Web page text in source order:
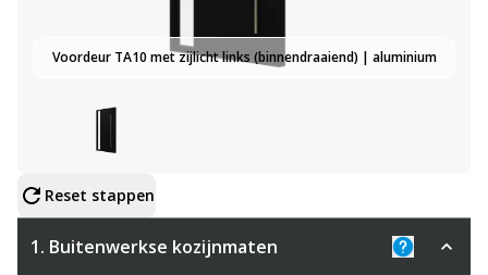
Voordeur TA10 met zijlicht links (binnendraaiend) | aluminium
Configureer product
Reset stappen
1. Buitenwerkse kozijnmaten
Uitleg: De